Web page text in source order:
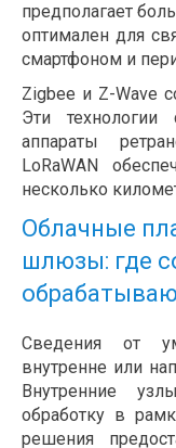
предполагает
оптимален для
смартфоном и
Zigbee и Z-Wave
Эти технологии
аппараты
LoRaWAN
несколько
Облачные
шлюзы: где
Сведения от
внутренне или
Внутренние
обработку в
решения